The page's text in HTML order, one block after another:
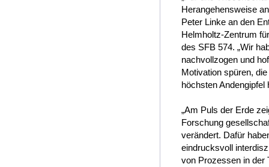
Herangehensweise
Peter Linke an den
Helmholtz-Zentrum
des SFB 574. „Wir
nachvollzogen und
Motivation spüren,
höchsten Andengipfel
„Am Puls der Erde
Forschung
verändert. Dafür
eindrucksvoll
von Prozessen in der